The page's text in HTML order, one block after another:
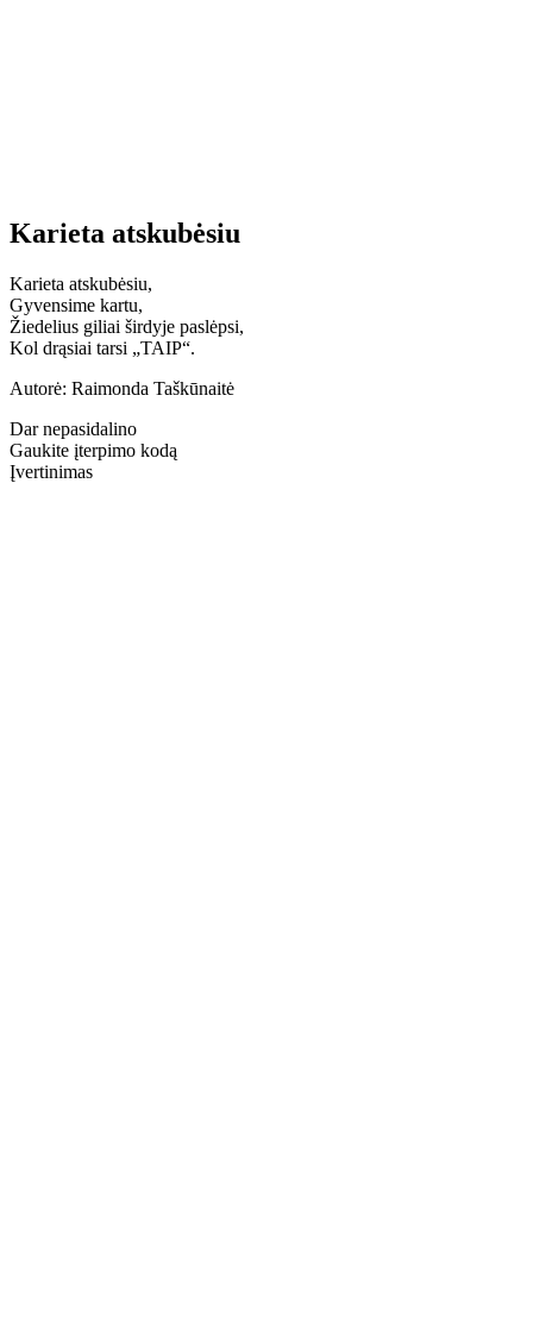
Karieta atskubėsiu
Karieta atskubėsiu,
Gyvensime kartu,
Žiedelius giliai širdyje paslėpsi,
Kol drąsiai tarsi „TAIP“.
Autorė: Raimonda Taškūnaitė
Dar nepasidalino
Gaukite įterpimo kodą
Įvertinimas